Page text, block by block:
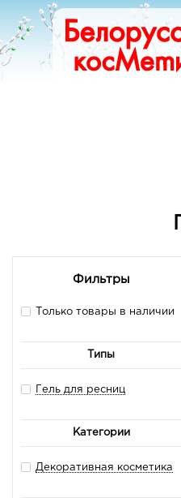
Фильтры
Только товары в наличии
Типы
Гель для ресниц
Категории
Декоративная косметика